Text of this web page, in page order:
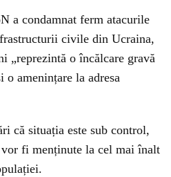
a condamnat ferm atacurile
civile din Ucraina,
„reprezintă o încălcare gravă
amenințare la adresa
că situația este sub control,
fi menținute la cel mai înalt